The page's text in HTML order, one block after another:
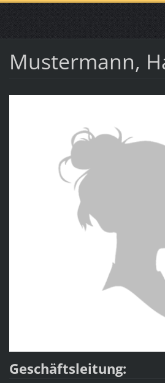
Mustermann,
Geschäftsleitung: